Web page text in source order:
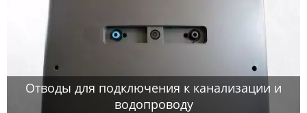
Отводы для подключения к канализации и
водопроводу